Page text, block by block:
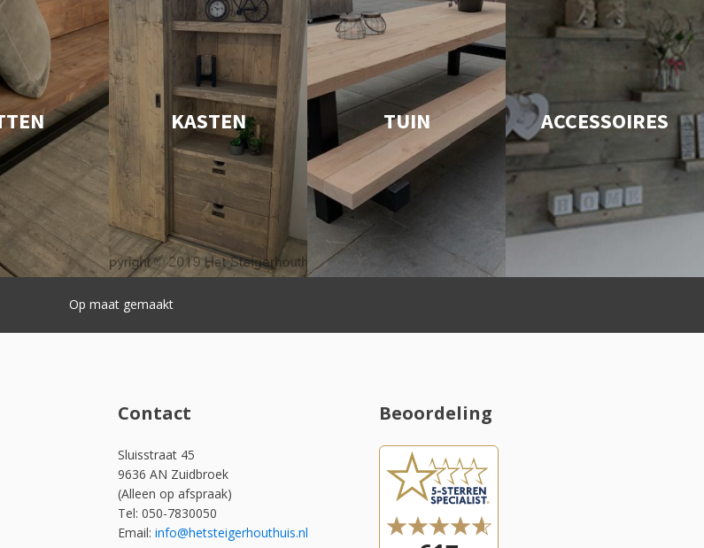
KASTEN TUIN ACCESSOIRES
Snelle levering
Contact
Sluisstraat 45
9636 AN Zuidbroek
(Alleen op afspraak)
Tel: 050-7830050
Email: info@hetsteigerhouthuis.nl
Beoordeling